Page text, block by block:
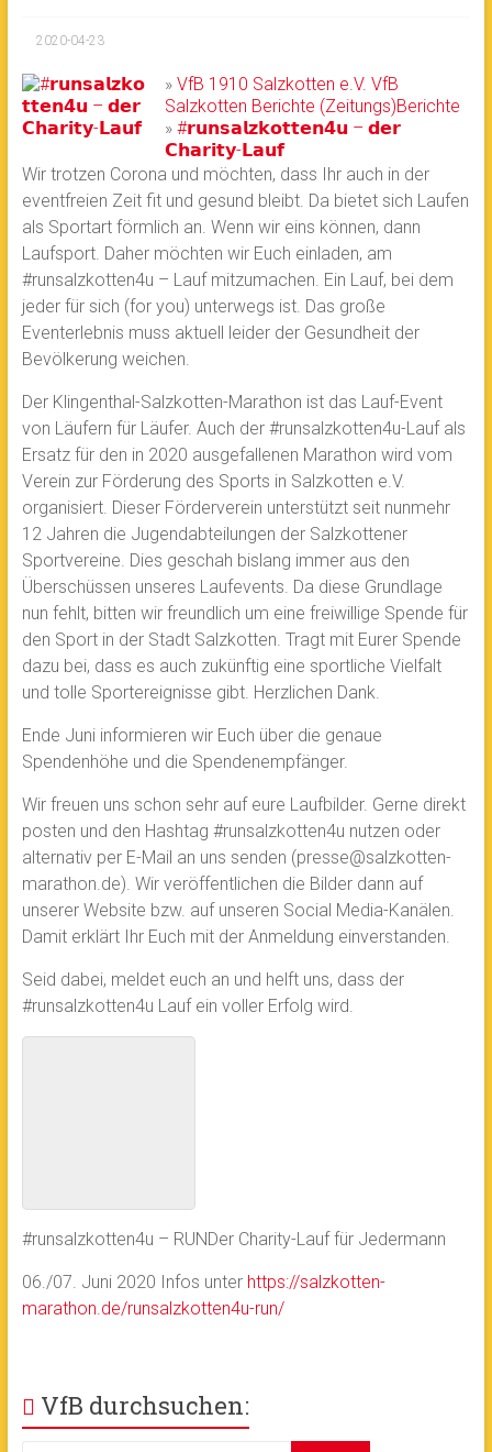
2020-04-23
»VfB 1910 Salzkotten e.V. VfB
Salzkotten Berichte (Zeitungs)Berichte
»#𝗿𝘂𝗻𝘀𝗮𝗹𝘇𝗸𝗼𝘁𝘁𝗲𝗻𝟰𝘂 – 𝗱𝗲𝗿
𝗖𝗵𝗮𝗿𝗶𝘁𝘆-𝗟𝗮𝘂𝗳
Wir trotzen Corona und möchten, dass Ihr auch in der
eventfreien Zeit fit und gesund bleibt. Da bietet sich Laufen
als Sportart förmlich an. Wenn wir eins können, dann
Laufsport. Daher möchten wir Euch einladen, am
#runsalzkotten4u – Lauf mitzumachen. Ein Lauf, bei dem
jeder für sich (for you) unterwegs ist. Das große
Eventerlebnis muss aktuell leider der Gesundheit der
Bevölkerung weichen.
Der Klingenthal-Salzkotten-Marathon ist das Lauf-Event
von Läufern für Läufer. Auch der #runsalzkotten4u-Lauf als
Ersatz für den in 2020 ausgefallenen Marathon wird vom
Verein zur Förderung des Sports in Salzkotten e.V.
organisiert. Dieser Förderverein unterstützt seit nunmehr
12 Jahren die Jugendabteilungen der Salzkottener
Sportvereine. Dies geschah bislang immer aus den
Überschüssen unseres Laufevents. Da diese Grundlage
nun fehlt, bitten wir freundlich um eine freiwillige Spende für
den Sport in der Stadt Salzkotten. Tragt mit Eurer Spende
dazu bei, dass es auch zukünftig eine sportliche Vielfalt
und tolle Sportereignisse gibt. Herzlichen Dank.
Ende Juni informieren wir Euch über die genaue
Spendenhöhe und die Spendenempfänger.
Wir freuen uns schon sehr auf eure Laufbilder. Gerne direkt
posten und den Hashtag #runsalzkotten4u nutzen oder
alternativ per E-Mail an uns senden (presse@salzkotten-
marathon.de). Wir veröffentlichen die Bilder dann auf
unserer Website bzw. auf unseren Social Media-Kanälen.
Damit erklärt Ihr Euch mit der Anmeldung einverstanden.
Seid dabei, meldet euch an und helft uns, dass der
#runsalzkotten4u Lauf ein voller Erfolg wird.
#runsalzkotten4u – RUNDer Charity-Lauf für Jedermann
06./07. Juni 2020 Infos unter https://salzkotten-
marathon.de/runsalzkotten4u-run/
VfB durchsuchen: